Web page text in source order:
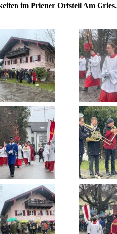
im Priener Ortsteil Am Gries.